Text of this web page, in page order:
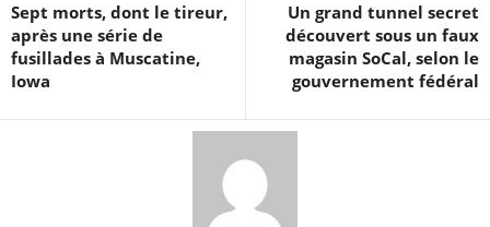
Sept morts, dont le tireur,
après une série de
fusillades à Muscatine,
Iowa
Un grand tunnel secret
découvert sous un faux
magasin SoCal, selon le
gouvernement fédéral